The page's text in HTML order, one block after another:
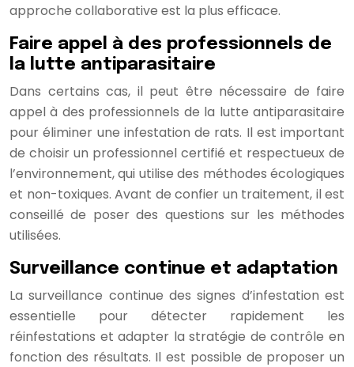
approche collaborative est la plus efficace.
Faire appel à des professionnels de
la lutte antiparasitaire
Dans certains cas, il peut être nécessaire de faire
appel à des professionnels de la lutte antiparasitaire
pour éliminer une infestation de rats. Il est important
de choisir un professionnel certifié et respectueux de
l’environnement, qui utilise des méthodes écologiques
et non-toxiques. Avant de confier un traitement, il est
conseillé de poser des questions sur les méthodes
utilisées.
Surveillance continue et adaptation
La surveillance continue des signes d’infestation est
essentielle pour détecter rapidement les
réinfestations et adapter la stratégie de contrôle en
fonction des résultats. Il est possible de proposer un